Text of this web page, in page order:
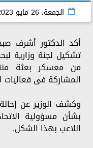
الجمعة، 26 مايو 2023
أكد الدكتور أشرف
تشكيل لجنة وزارية
من معسكر بعثة
المشاركة فى فعاليات
وكشف الوزير عن إحالة
بشأن مسؤولية
اللاعب بهذا الشكل.